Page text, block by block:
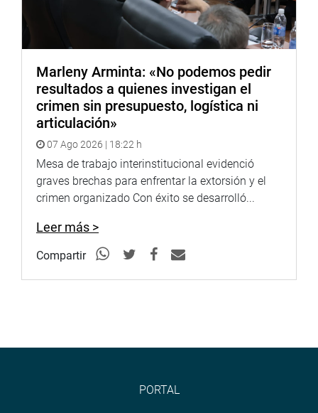
Marleny Arminta: «No podemos pedir
resultados a quienes investigan el
crimen sin presupuesto, logística ni
articulación»
07 Ago 2026 | 18:22 h
Mesa de trabajo interinstitucional evidenció
graves brechas para enfrentar la extorsión y el
crimen organizado Con éxito se desarrolló...
Leer más >
Compartir
PORTAL